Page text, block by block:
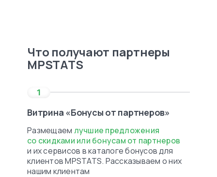
Что получают партнеры
MPSTATS
Витрина «Бонусы от партнеров»
Размещаем лучшие предложения
со скидками или бонусам от партнеров
и их сервисов в каталоге бонусов для
клиентов MPSTATS. Рассказываем о них
нашим клиентам